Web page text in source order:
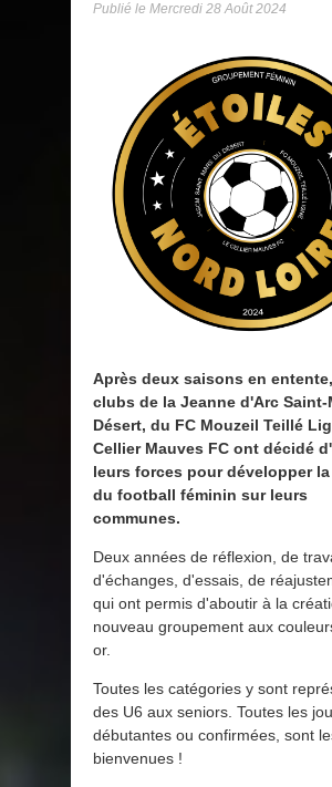
Publié le Mercredi 28 Août 2024
Après deux saisons en
clubs de la Jeanne d'Arc Saint-
Désert, du FC Mouzeil Teillé
Cellier Mauves FC ont décidé
leurs forces pour développer
du football féminin sur leurs
communes.
Deux années de réflexion, de
d'échanges, d'essais, de
qui ont permis d'aboutir à la
nouveau groupement aux
or.
Toutes les catégories y sont
des U6 aux seniors. Toutes les
débutantes ou confirmées, sont
bienvenues !